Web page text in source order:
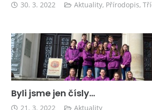
30. 3. 2022 Aktuality, Přírodopis,
Byli jsme jen čísly…
21. 3. 2022 Aktuality